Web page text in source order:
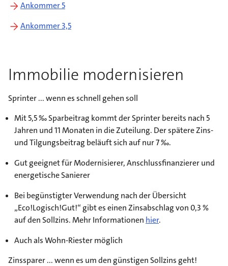
Ankommer 5
Ankommer 3,5
Immobilie modernisieren
Sprinter ... wenn es schnell gehen soll
Mit 5,5 ‰ Sparbeitrag kommt der Sprinter bereits nach 5
Jahren und 11 Monaten in die Zuteilung. Der spätere Zins-
und Tilgungsbeitrag beläuft sich auf nur 7 ‰.
Gut geeignet für Modernisierer, Anschlussfinanzierer und
energetische Sanierer
Bei begünstigter Verwendung nach der Übersicht
„Eco!Logisch!Gut!“ gibt es einen Zinsabschlag von 0,3 %
auf den Sollzins. Mehr Informationen hier.
Auch als Wohn-Riester möglich
Zinssparer ... wenn es um den günstigen Sollzins geht!